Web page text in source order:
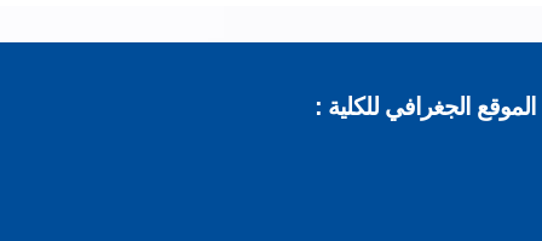
الجغرافي للكلية :